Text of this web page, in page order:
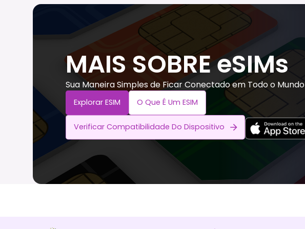
MAIS SOBRE eSIMs
Sua Maneira Simples de Ficar Conectado em Todo o Mundo
Explorar ESIM O Que É Um ESIM
Verificar Compatibilidade Do Dispositivo